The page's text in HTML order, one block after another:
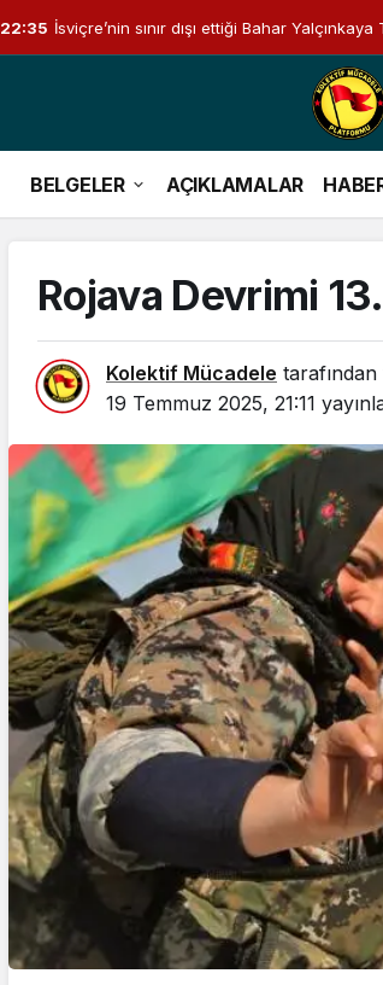
22:35 İsviçre’nin sınır dışı ettiği Bahar
BELGELER AÇIKLAMALAR
Rojava Devrimi 13.
Kolektif Mücadele tarafından
19 Temmuz 2025, 21:11